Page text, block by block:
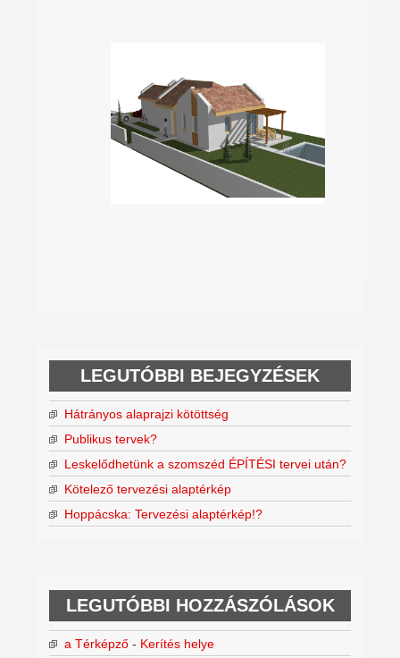
LEGUTÓBBI BEJEGYZÉSEK
Hátrányos alaprajzi kötöttség
Publikus tervek?
Leskelődhetünk a szomszéd ÉPÍTÉSI tervei után?
Kötelező tervezési alaptérkép
Hoppácska: Tervezési alaptérkép!?
LEGUTÓBBI HOZZÁSZÓLÁSOK
a Térképző - Kerítés helye